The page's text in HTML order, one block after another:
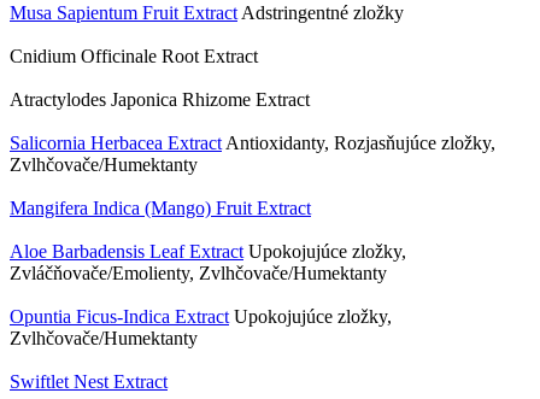
Musa Sapientum Fruit Extract Adstringentné zložky
Cnidium Officinale Root Extract
Atractylodes Japonica Rhizome Extract
Salicornia Herbacea Extract Antioxidanty, Rozjasňujúce zložky,
Zvlhčovače/Humektanty
Mangifera Indica (Mango) Fruit Extract
Aloe Barbadensis Leaf Extract Upokojujúce zložky,
Zvláčňovače/Emolienty, Zvlhčovače/Humektanty
Opuntia Ficus-Indica Extract Upokojujúce zložky,
Zvlhčovače/Humektanty
Swiftlet Nest Extract